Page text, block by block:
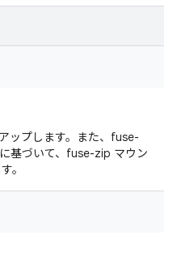
ップします。また、fuse-
基づいて、fuse-zip マウン
。